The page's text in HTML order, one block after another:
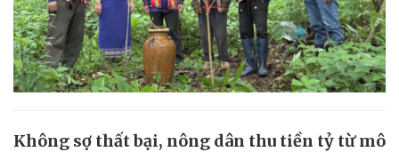
Không sợ thất bại, nông dân thu tiền tỷ từ mô